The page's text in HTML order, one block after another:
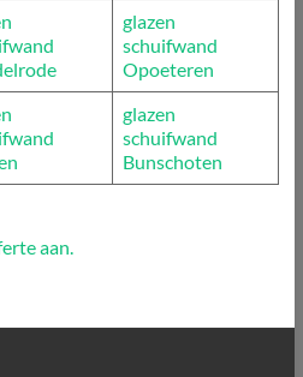
glazen
schuifwand
Opoeteren
glazen
schuifwand
Bunschoten
aan.